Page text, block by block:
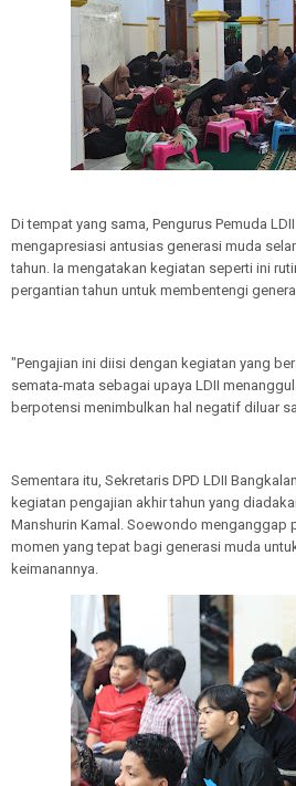
Di tempat yang sama, Pengurus Pemuda
mengapresiasi antusias generasi muda
tahun. Ia mengatakan kegiatan seperti ini
pergantian tahun untuk membentengi
"Pengajian ini diisi dengan kegiatan yang
semata-mata sebagai upaya LDII
berpotensi menimbulkan hal negatif diluar
Sementara itu, Sekretaris DPD LDII
kegiatan pengajian akhir tahun yang
Manshurin Kamal. Soewondo menganggap
momen yang tepat bagi generasi muda
keimanannya.